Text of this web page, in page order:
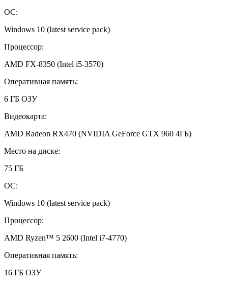
ОС:
Windows 10 (latest service pack)
Процессор:
AMD FX-8350 (Intel i5-3570)
Оперативная память:
6 ГБ ОЗУ
Видеокарта:
AMD Radeon RX470 (NVIDIA GeForce GTX 960 4ГБ)
Место на диске:
75 ГБ
ОС:
Windows 10 (latest service pack)
Процессор:
AMD Ryzen™ 5 2600 (Intel i7-4770)
Оперативная память:
16 ГБ ОЗУ